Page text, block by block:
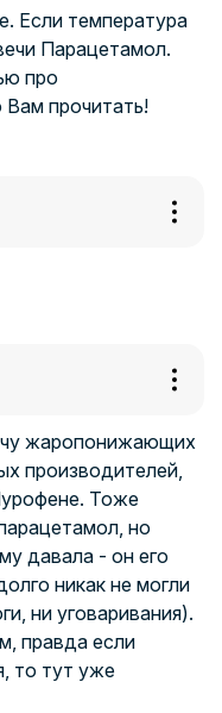
Если температура
Парацетамол.
про
прочитать!
жаропонижающих
производителей,
Тоже
но
давала - он его
никак не могли
ни уговаривания).
правда если
то тут уже